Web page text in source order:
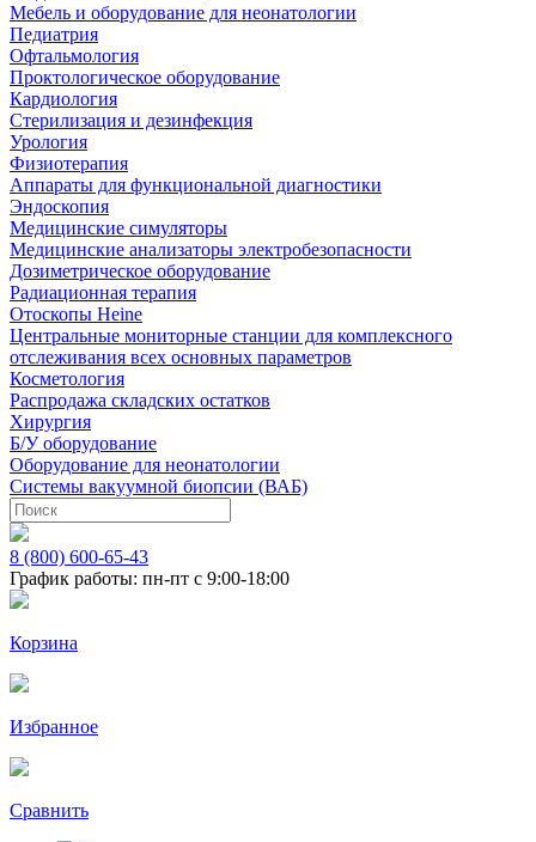
Мебель и оборудование для неонатологии
Педиатрия
Офтальмология
Проктологическое оборудование
Кардиология
Стерилизация и дезинфекция
Урология
Физиотерапия
Аппараты для функциональной диагностики
Эндоскопия
Медицинские симуляторы
Медицинские анализаторы электробезопасности
Дозиметрическое оборудование
Радиационная терапия
Отоскопы Heine
Центральные мониторные станции для комплексного
отслеживания всех основных параметров
Косметология
Распродажа складских остатков
Хирургия
Б/У оборудование
Оборудование для неонатологии
Системы вакуумной биопсии (ВАБ)
8 (800) 600-65-43
График работы: пн-пт с 9:00-18:00
Корзина
Избранное
Сравнить